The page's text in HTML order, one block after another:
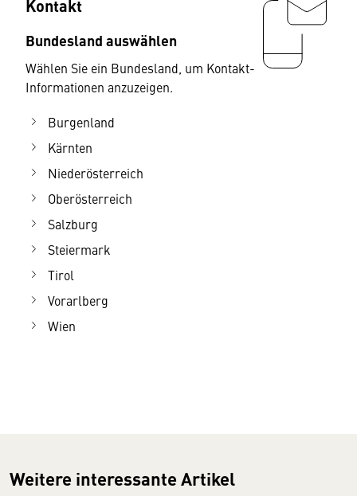
Kontakt
Bundesland auswählen
Wählen Sie ein Bundesland, um Kontakt-
Informationen anzuzeigen.
Burgenland
Kärnten
Niederösterreich
Oberösterreich
Salzburg
Steiermark
Tirol
Vorarlberg
Wien
Weitere interessante Artikel